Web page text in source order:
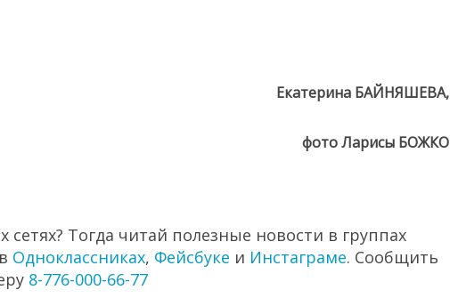
Екатерина БАЙНЯШЕВА,
фото Ларисы БОЖКО
Тогда читай полезные новости в группах
Одноклассниках, Фейсбуке и Инстаграме. Сообщить
8-776-000-66-77